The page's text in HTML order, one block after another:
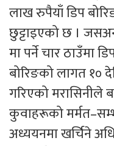
लाख रुपैयाँ डिप
छुट्टाइएको छ ।
मा पर्ने चार ठाउँमा
बोरिङको लागत १०
गरिएको मरासिनीले
कुवाहरूको
अध्ययनमा खर्चिने